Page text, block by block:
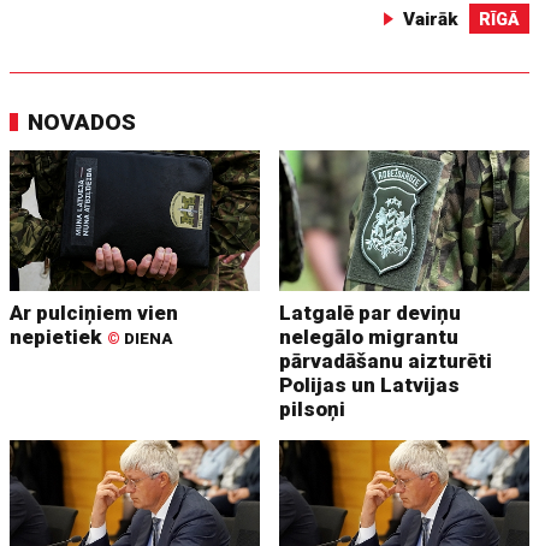
Vairāk RĪGĀ
NOVADOS
Ar pulciņiem vien
nepietiek © DIENA
Latgalē par deviņu
nelegālo migrantu
pārvadāšanu aizturēti
Polijas un Latvijas
pilsoņi